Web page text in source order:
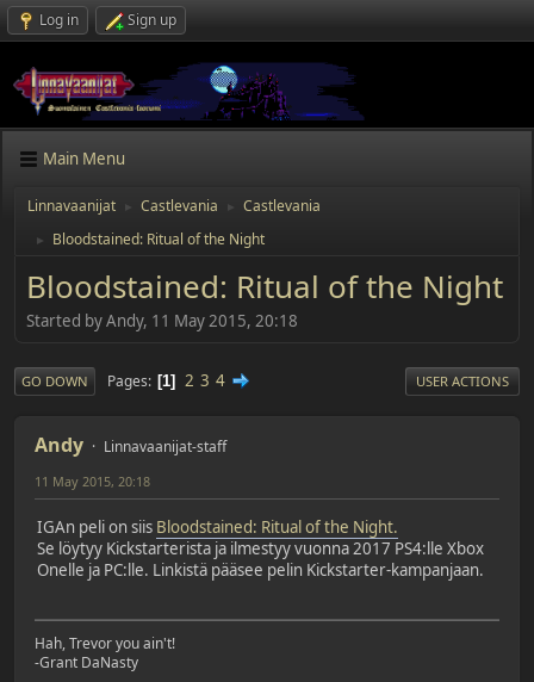
Log in Sign up
Main Menu
Linnavaanijat Castlevania Castlevania
► Bloodstained: Ritual of the Night
Bloodstained: Ritual of the Night
Started by Andy, 11 May 2015, 20:18
GO DOWN Pages 1 2 3 4 USER ACTIONS
Andy Linnavaanijat-staff
11 May 2015, 20:18
IGAn peli on siis Bloodstained: Ritual of the Night.
Se löytyy Kickstarterista ja ilmestyy vuonna 2017 PS4:lle Xbox
Onelle ja PC:lle. Linkistä pääsee pelin Kickstarter-kampanjaan.
Hah, Trevor you ain't!
-Grant DaNasty